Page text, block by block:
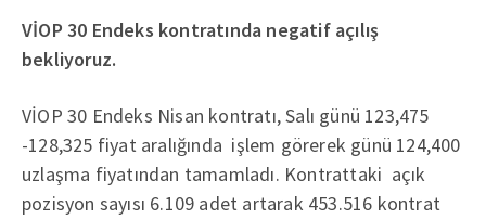
VİOP 30 Endeks kontratında negatif açılış
bekliyoruz.
VİOP 30 Endeks Nisan kontratı, Salı günü 123,475
-128,325 fiyat aralığında işlem görerek günü 124,400
uzlaşma fiyatından tamamladı. Kontrattaki açık
pozisyon sayısı 6.109 adet artarak 453.516 kontrat